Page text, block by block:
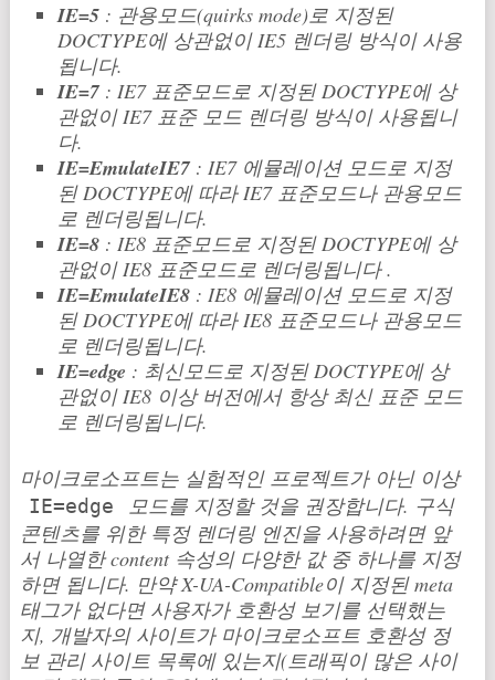
IE=5: 관용모드(quirks mode)로 지정된
DOCTYPE에 상관없이 IE5 렌더링 방식이 사용
됩니다.
IE=7: IE7 표준모드로 지정된 DOCTYPE에 상
관없이 IE7 표준 모드 렌더링 방식이 사용됩니
다.
IE=EmulateIE7: IE7 에뮬레이션 모드로 지정
된 DOCTYPE에 따라 IE7 표준모드나 관용모드
로 렌더링됩니다.
IE=8: IE8 표준모드로 지정된 DOCTYPE에 상
관없이 IE8 표준모드로 렌더링됩니다 .
IE=EmulateIE8: IE8 에뮬레이션 모드로 지정
된 DOCTYPE에 따라 IE8 표준모드나 관용모드
로 렌더링됩니다.
IE=edge : 최신모드로 지정된 DOCTYPE에 상
관없이 IE8 이상 버전에서 항상 최신 표준 모드
로 렌더링됩니다.
마이크로소프트는 실험적인 프로젝트가 아닌 이상
IE=edge
모드를 지정할 것을 권장합니다. 구식
콘텐츠를 위한 특정 렌더링 엔진을 사용하려면 앞
서 나열한 content 속성의 다양한 값 중 하나를 지정
하면 됩니다. 만약 X-UA-Compatible이 지정된 meta
태그가 없다면 사용자가 호환성 보기를 선택했는
지, 개발자의 사이트가 마이크로소프트 호환성 정
보 관리 사이트 목록에 있는지(트래픽이 많은 사이